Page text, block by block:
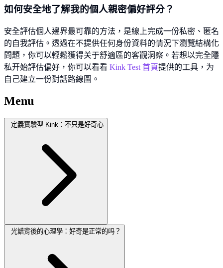
如何安全地了解我的個人親密偏好評分？
安全評估個人邊界最可靠的方法，是線上完成一份私密、匿名
的自我評估。透過在不提供任何身份資料的情況下瀏覽結構化
問題，你可以輕鬆獲得关于舒適區的客觀洞察。若想以完全隱
私开始評估偏好，你可以看看 Kink Test 首頁提供的工具，为
自己建立一份對話路線圖。
Menu
定義實驗型 Kink：不只是好奇心
光譜背後的心理學：好奇是正常的吗？